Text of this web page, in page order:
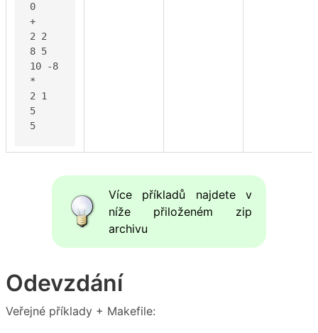
0
+
2 2
8 5
10 -8
*
2 1
5
5
Více příkladů najdete v
níže přiloženém zip
archivu
Odevzdání
Veřejné příklady + Makefile: